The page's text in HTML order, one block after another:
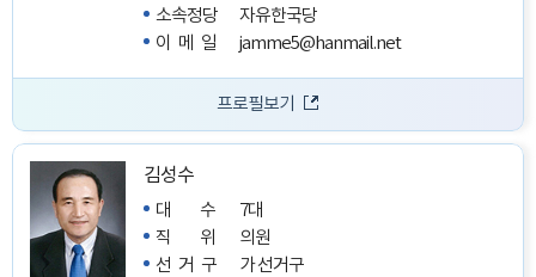
소속정당
자유한국당
이메일
jamme5@hanmail.net
프로필보기
김성수
대수7대
직위의원
선거구
가 선거구